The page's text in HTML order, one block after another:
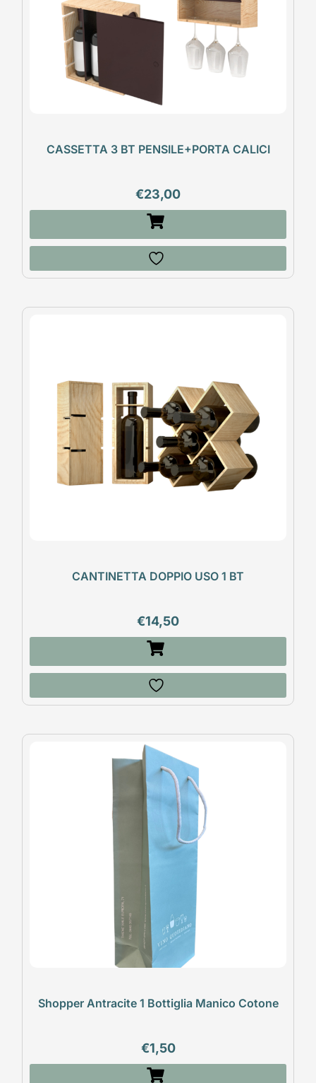
CASSETTA 3 BT PENSILE+PORTA CALICI
€23,00
CANTINETTA DOPPIO USO 1 BT
€14,50
Shopper Antracite 1 Bottiglia Manico Cotone
€1,50